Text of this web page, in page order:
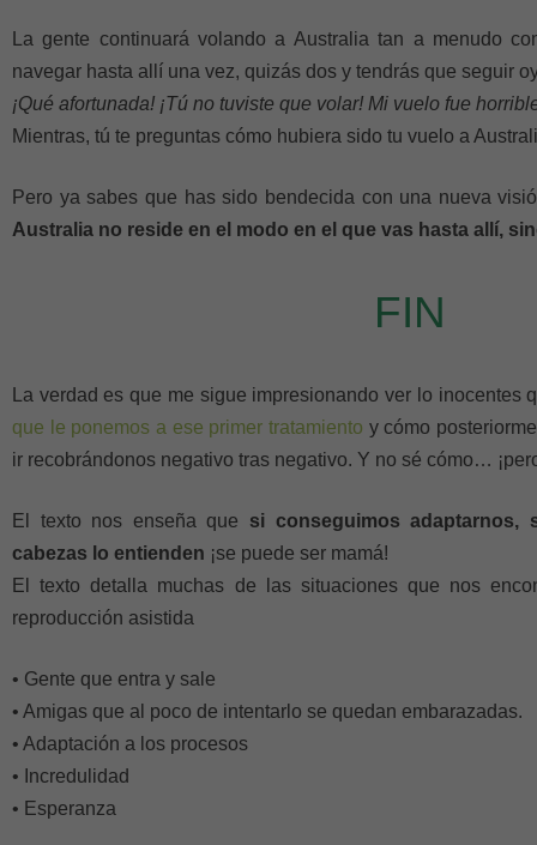
La gente continuará volando a Australia tan a menudo
navegar hasta allí una vez, quizás dos y tendrás que seguir
¡Qué afortunada! ¡Tú no tuviste que volar! Mi vuelo fue
Mientras, tú te preguntas cómo hubiera sido tu vuelo a
Pero ya sabes que has sido bendecida con una nueva
Australia no reside en el modo en el que vas hasta allí,
FIN
La verdad es que me sigue impresionando ver lo inocentes
que le ponemos a ese primer tratamiento y cómo
ir recobrándonos negativo tras negativo. Y no sé cómo…
El texto nos enseña que si conseguimos adaptarnos,
cabezas lo entienden ¡se puede ser mamá!
El texto detalla muchas de las situaciones que nos
reproducción asistida
• Gente que entra y sale
• Amigas que al poco de intentarlo se quedan embarazadas.
• Adaptación a los procesos
• Incredulidad
• Esperanza